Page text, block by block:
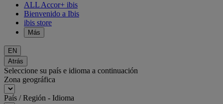
ALL Accor+ ibis
Bienvenido a Ibis
ibis store
Más
EN
Atrás
Seleccione su país e idioma a continuación
Zona geográfica
País / Región - Idioma